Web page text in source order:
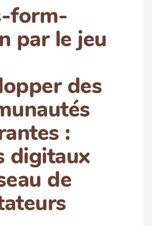
form-
par le jeu
des
:
digitaux
de